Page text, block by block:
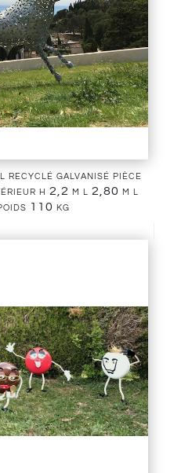
recyclé galvanisé pièce
h 2,2 m l 2,80 m l
110 kg